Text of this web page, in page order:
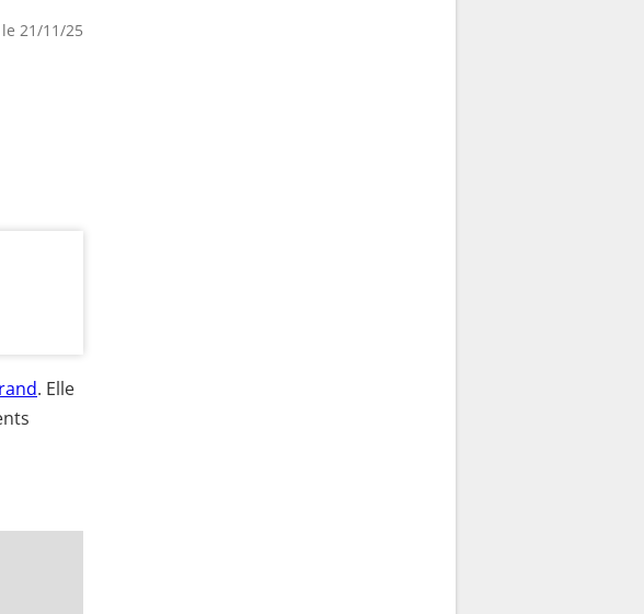
21/11/25
. Elle